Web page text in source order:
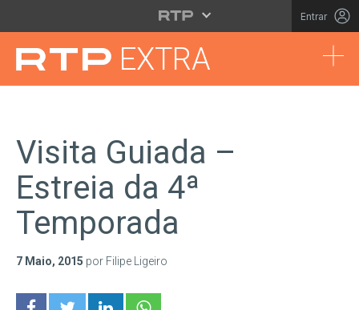
Saltar para o conteúdo principal
Entrar
EXTRA
Visita Guiada –
Estreia da 4ª
Temporada
7 Maio, 2015 por Filipe Ligeiro